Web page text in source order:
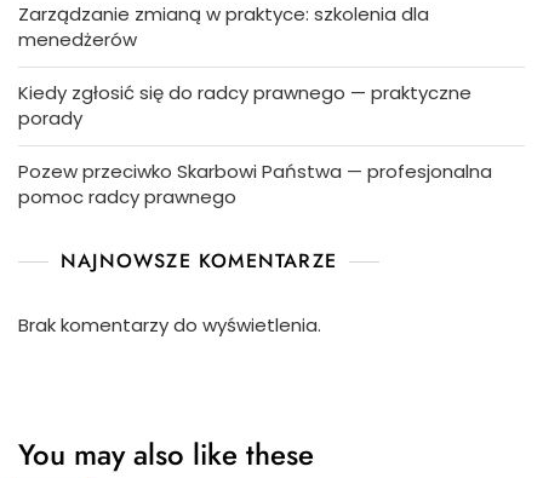
Zarządzanie zmianą w praktyce: szkolenia dla
menedżerów
Kiedy zgłosić się do radcy prawnego — praktyczne
porady
Pozew przeciwko Skarbowi Państwa — profesjonalna
pomoc radcy prawnego
NAJNOWSZE KOMENTARZE
Brak komentarzy do wyświetlenia.
You may also like these